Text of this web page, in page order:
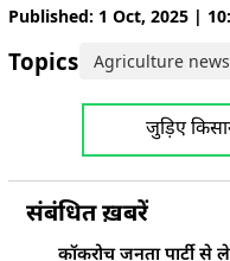
Published: 1 Oct, 2025 |
Topics: Agriculture news
जुड़िए
संबंधित ख़बरें
कॉकरोच जनता पार्टी से